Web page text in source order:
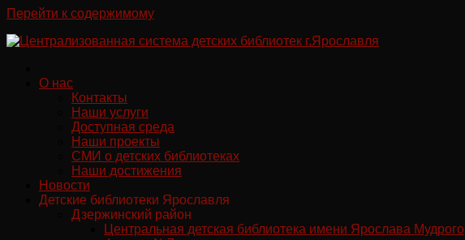
Перейти к содержимому
О нас
Контакты
Наши услуги
Доступная среда
Наши проекты
СМИ о детских библиотеках
Наши достижения
Новости
Детские библиотеки Ярославля
Дзержинский район
Центральная детская библиотека имени Ярослава Мудрого